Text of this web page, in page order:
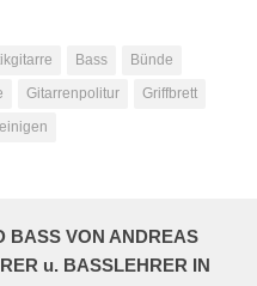
Bass
Bünde
Gitarrenpolitur
Griffbrett
BASS VON ANDREAS
u. BASSLEHRER IN